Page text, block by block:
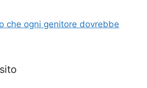
che ogni genitore dovrebbe